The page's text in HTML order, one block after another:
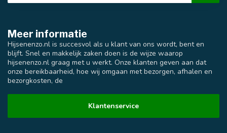
Meer informatie
Hijsenenzo.nl is succesvol als u klant van ons wordt, bent en
blijft. Snel en makkelijk zaken doen is de wijze waarop
hijsenenzo.nl graag met u werkt. Onze klanten geven aan dat
onze bereikbaarheid, hoe wij omgaan met bezorgen, afhalen en
bezorgkosten, de
Klantenservice